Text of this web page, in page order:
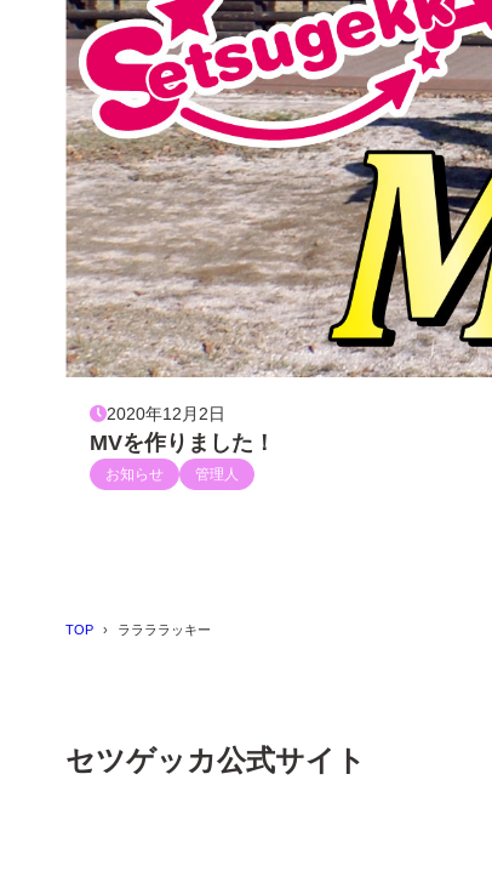
2020年12月2日
MVを作りました！
お知らせ 管理人
TOP ララララッキー
セツゲッカ公式サイト